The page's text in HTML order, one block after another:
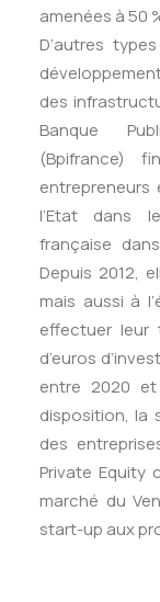
amenées à 50
D’autres
des
Banque
(Bpifrance)
l’Etat dans
française
Depuis 2012,
mais aussi à
effectuer leur
d’euros
entre 2020
disposition, la
des
Private Equity
marché du
start-up aux